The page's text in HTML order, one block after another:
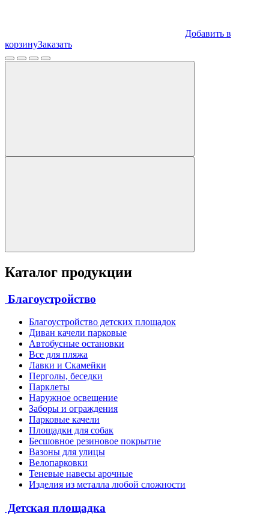
Добавить в
корзинуЗаказать
Каталог продукции
Благоустройство
Благоустройство детских площадок
Диван качели парковые
Автобусные остановки
Все для пляжа
Лавки и Скамейки
Перголы, беседки
Парклеты
Наружное освещение
Заборы и ограждения
Парковые качели
Площадки для собак
Бесшовное резиновое покрытие
Вазоны для улицы
Велопарковки
Теневые навесы арочные
Изделия из металла любой сложности
Детская площадка